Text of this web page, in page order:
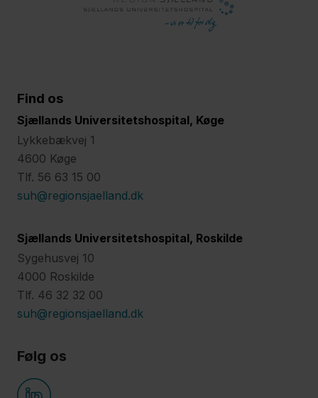
Find os
Sjællands Universitetshospital, Køge
Lykkebækvej 1
4600 Køge
Tlf. 56 63 15 00
suh@regionsjaelland.dk
Sjællands Universitetshospital, Roskilde
Sygehusvej 10
4000 Roskilde
Tlf. 46 32 32 00
suh@regionsjaelland.dk
Følg os